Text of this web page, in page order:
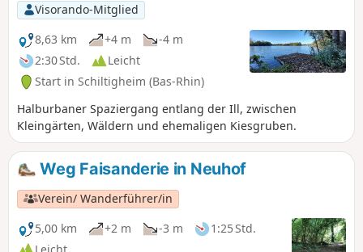
Visorando-Mitglied
8,63 km
+4 m
-4 m
2:30 Std.
Leicht
Start in Schiltigheim (Bas-Rhin)
Halburbaner Spaziergang entlang der Ill, zwischen
Kleingärten, Wäldern und ehemaligen Kiesgruben.
Weg Faisanderie in Neuhof
Verein/ Wanderführer/in
5,00 km
+2 m -3 m
1:25 Std.